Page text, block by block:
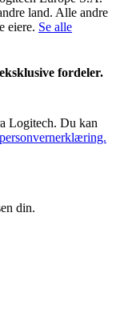
land. Alle andre
eiere. Se alle
fordeler.
Logitech. Du kan
personvernerklæring.
din.